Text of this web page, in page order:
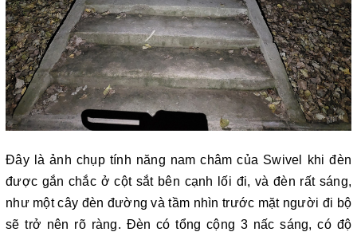
Đây là ảnh chụp tính năng nam châm của Swivel khi đèn
được gắn chắc ở cột sắt bên cạnh lối đi, và đèn rất sáng,
như một cây đèn đường và tầm nhìn trước mặt người đi bộ
sẽ trở nên rõ ràng. Đèn có tổng cộng 3 nấc sáng, có độ